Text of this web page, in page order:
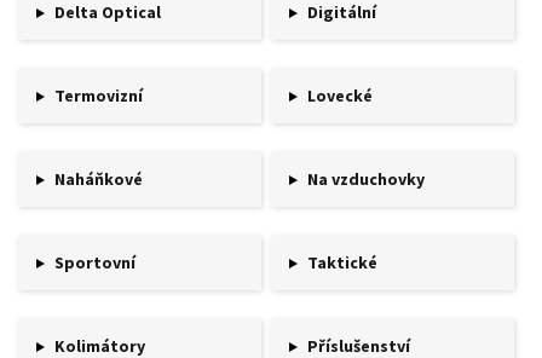
Delta Optical Digitální
Termovizní Lovecké
Naháňkové Na vzduchovky
Sportovní Taktické
Kolimátory Příslušenství